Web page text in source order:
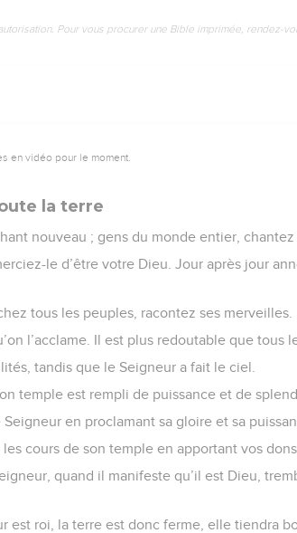
Pour vous procurer une Bible imprimée, rendez-
en vidéo pour le moment.
la terre
nouveau ; gens du monde entier, chantez
le d’être votre Dieu. Jour après jour
tous les peuples, racontez ses merveilles.
l’acclame. Il est plus redoutable que tous
tandis que le Seigneur a fait le ciel.
temple est rempli de puissance et de
en proclamant sa gloire et sa
cours de son temple en apportant vos dons.
quand il manifeste qu’il est Dieu,
est roi, la terre est donc ferme, elle tiendra